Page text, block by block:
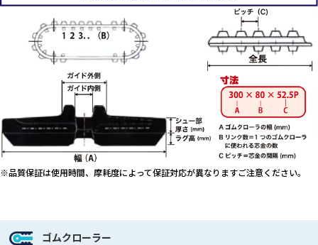
※品質保証は使用時間、摩耗度によって保証対応が異なりますご注意ください。
ゴムクローラー